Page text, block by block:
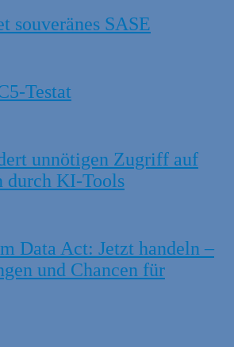
souveränes SASE
Testat
unnötigen Zugriff auf
durch KI-Tools
Data Act: Jetzt handeln –
und Chancen für